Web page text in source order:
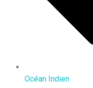
Océan Indien